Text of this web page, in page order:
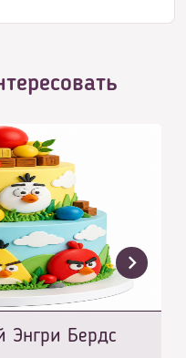
Энгри Бердс